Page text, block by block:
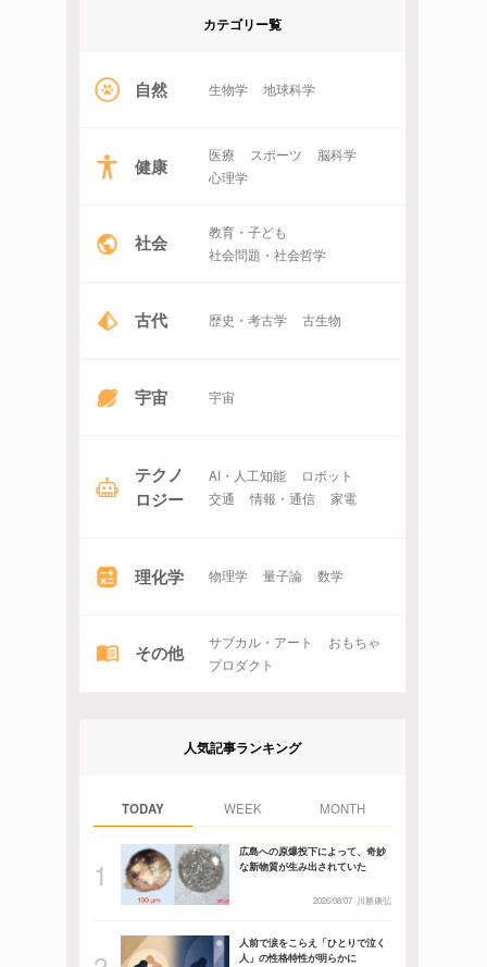
カテゴリー覧
自然 生物学 地球科学
健康 医療 スポーツ
脳科学
心理学
社会
教育・子ども
社会問題・社会哲学
古代 歴史・考古学 古生物
宇宙 宇宙
テクノ
ロジー
AI・人工知能
ロボット
交通
情報・通信 家電
理化学 物理学 量子論 数学
その他 サブカル・アート
おもちゃ
プロダクト
人気記事ランキング
TODAY WEEK MONTH
広島への原爆投下によって、奇妙
な新物質が生み出されていた
2026/08/07 川勝康弘
人前で涙をこらえ「ひとりで泣く
人」の性格特性が明らかに